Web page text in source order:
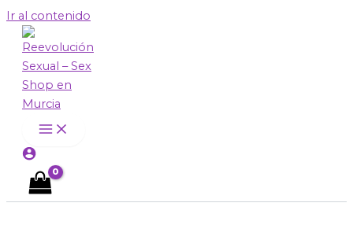
Ir al contenido